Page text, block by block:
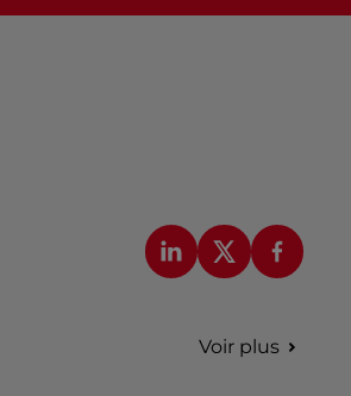
Voir plus